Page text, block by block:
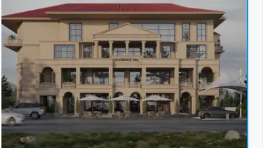
فلیٹ
1.28 کروڑ
1.9 مرلہ
-